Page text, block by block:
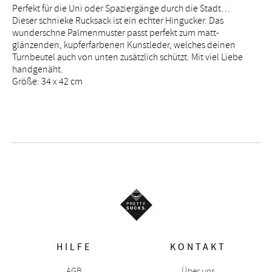
Perfekt für die Uni oder Spaziergänge durch die Stadt…
Dieser schnieke Rucksack ist ein echter Hingucker. Das
wunderschne Palmenmuster passt perfekt zum matt-
glänzenden, kupferfarbenen Kunstleder, welches deinen
Turnbeutel auch von unten zusätzlich schützt. Mit viel Liebe
handgenäht.
Größe: 34 x 42 cm
HILFE KONTAKT